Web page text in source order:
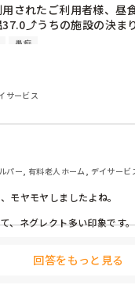
されたご利用者様、昼
うちの施設の決ま
頂きますが症状なければ
て帰宅して頂き家族様よ
事が終わり水曜日は受
扇風機もエアコンもつい
微熱があったので脇で熱
ね。と伝えると朝36.5や
すが施設での決まりです
今日は行かれへんな〜？
期受診だけしてもらいま
愚痴
サービス
パー, 有料老人ホーム, デイサービ
モヤモヤしましたよね。
、ネグレクト多い印象です
な状況が多いです。
回答をもっと見る